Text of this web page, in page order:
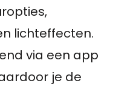
lichteffecten.
via een app
je de